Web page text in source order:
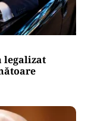
legalizat